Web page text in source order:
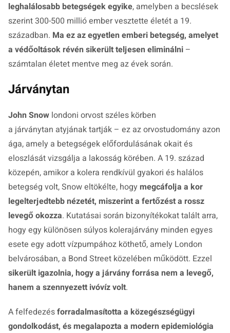
leghalálosabb betegségek egyike, amelyben a becslések
szerint 300-500 millió ember vesztette életét a 19.
században. Ma ez az egyetlen emberi betegség, amelyet
a védőoltások révén sikerült teljesen eliminálni –
számtalan életet mentve meg az évek során.
Járványtan
John Snow londoni orvost széles körben
a járványtan atyjának tartják – ez az orvostudomány azon
ága, amely a betegségek előfordulásának okait és
eloszlását vizsgálja a lakosság körében. A 19. század
közepén, amikor a kolera rendkívül gyakori és halálos
betegség volt, Snow eltökélte, hogy megcáfolja a kor
legelterjedtebb nézetét, miszerint a fertőzést a rossz
levegő okozza. Kutatásai során bizonyítékokat talált arra,
hogy egy különösen súlyos kolerajárvány minden egyes
esete egy adott vízpumpához köthető, amely London
belvárosában, a Bond Street közelében működött. Ezzel
sikerült igazolnia, hogy a járvány forrása nem a levegő,
hanem a szennyezett ivóvíz volt.
A felfedezésforradalmasította a közegészségügyi
gondolkodást, és megalapozta a modern epidemiológia